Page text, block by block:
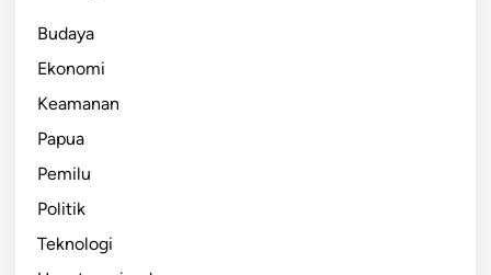
Budaya
Ekonomi
Keamanan
Papua
Pemilu
Politik
Teknologi